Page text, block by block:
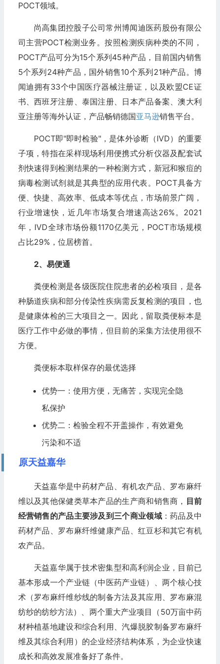
POCT领域。
尚高集团控股子公司常州博闻迪医药股份有限公
司主营POCT检测业务。按照检测疾病种类的不同，
POCT产品可分为15个系列45种产品，目前国内销售
5个系列24种产品，国外销售10个系列21种产品。博
闻迪拥有33个中国医疗器械注册证，以及欧盟CE证
书、西班牙注册、泰国注册、日本产品备案、澳大利
亚注册等海外认证，产品畅销德国亚马逊销售平台。
POCT即"即时检验"，是体外诊断（IVD）的重要
子项，特指在采样现场利用便携式分析仪器及配套试
剂快速得到检测结果的一种检测方式，新冠和猴痘的
病毒检测试剂就是其典型的应用代表。POCT具备方
便、快捷、高效率、低成本等优点，市场前景广阔，
行业增速快，近几年市场复合增速高达26%。2021
年，IVD全球市场份额1170亿美元，POCT市场规模
占比29%，位居榜首。
2、易便通
粪便检测是各级医院住院患者的必检项目，是各
种肠道疾病和部分传染性疾病需反复检测的项目，也
是健康体检的三大项目之一。因此，留取粪便标本是
医疗工作中必做的事情，但目前的采集方法使用很不
方便。
粪便标本取样保存的最优选择
优势一：使用方便，无痛苦，实现完全隐
私保护
优势二：检验全程不开盖操作，有效避免
污染和不适
原天益嘉华
天益嘉华是中药材产品、有机农产品、罗布麻纤
维以及其他保健类草本产品的生产商和销售商， 目前
经营销售的产品主要涉及到三个商业领域：药品及中
药材产品、罗布麻纤维健康产品、红豆杉和其它有机
农产品。
天益嘉华属于技术密集型和高利润企业，目前已
基本形成一个产业链（中医药产业链）、两个核心技
术（罗布麻纤维纱线的制备方法及其应用、罗布麻混
纺纱的纺纱方法）、两个重大产业项目（50万亩中药
材种植基地建设和综合利用、汽爆脱胶制备罗布麻纤
维及其综合利用）的企业经济结构体系，为企业快速
成长和高效发展准备好了条件。